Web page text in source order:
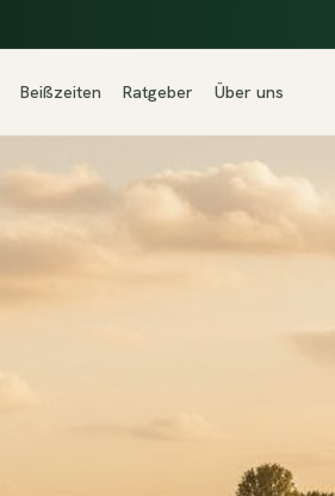
Beißzeiten Ratgeber Über uns